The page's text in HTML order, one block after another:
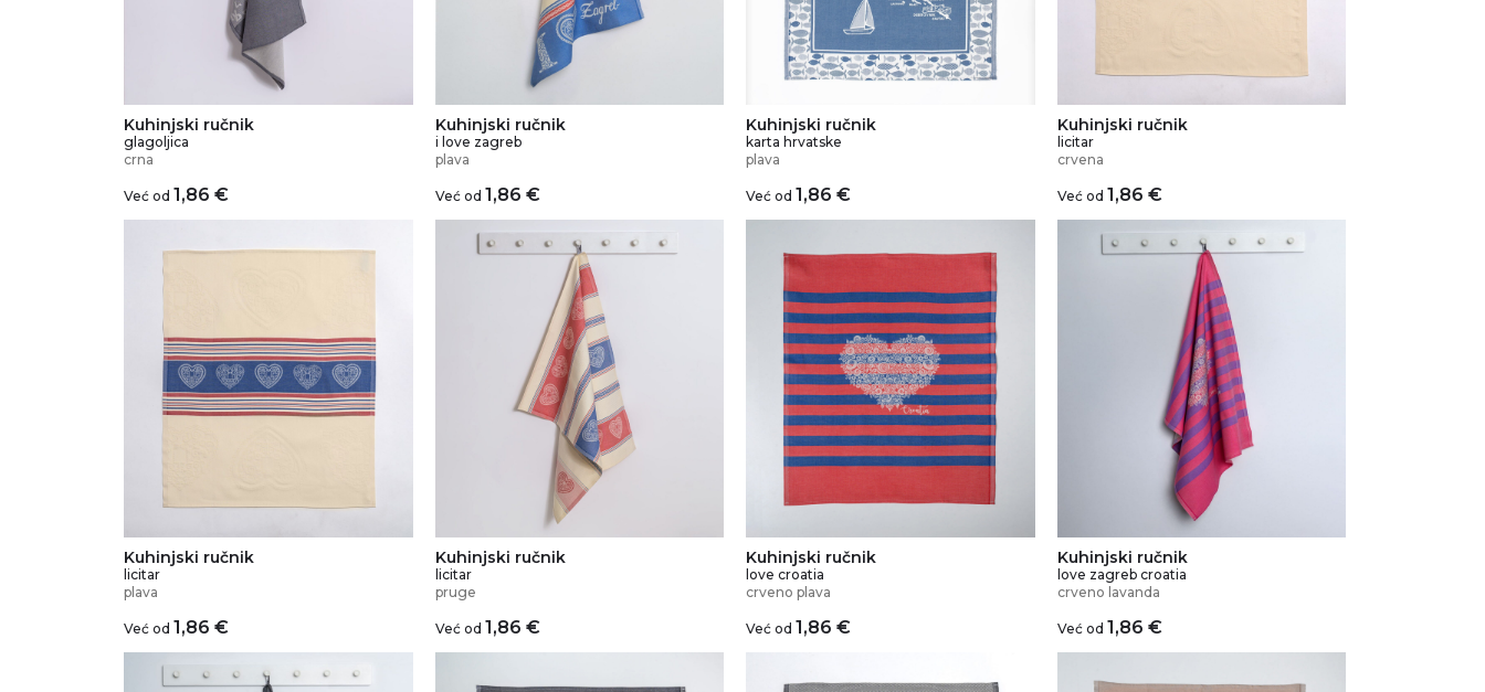
Kuhinjski ručnik
glagoljica
crna
Već od 1,86 €
Kuhinjski ručnik
i love zagreb
plava
Već od 1,86 €
Kuhinjski ručnik
karta hrvatske
plava
Već od 1,86€
Kuhinjski ručnik
licitar
crvena
Već od 1,86 €
Kuhinjski ručnik
licitar
plava
Već od 1,86 €
Kuhinjski ručnik
licitar
pruge
Već od 1,86 €
Kuhinjski ručnik
love croatia
crveno plava
Već od 1,86€
Kuhinjski ručnik
love zagreb croatia
crveno lavanda
Već od 1,86 €